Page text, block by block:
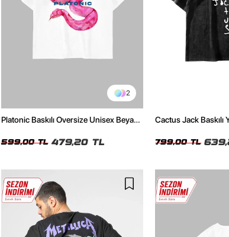
2
Platonic Baskılı Oversize Unisex Beyaz
599,00 TL 479,20 TL
Cactus Jack Baskılı
799,00 TL